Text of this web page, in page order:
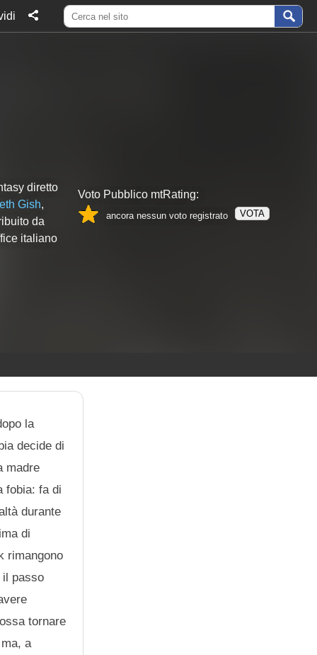
diretto
Gish,
da
italiano
Voto Pubblico mtRating:
ancora nessun voto registrato VOTA
la
decide di
madre
fobia: fa di
durante
di
rimangono
il passo
tornare
a